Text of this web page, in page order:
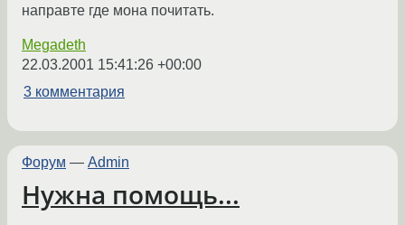
направте где мона почитать.
Megadeth
22.03.2001 15:41:26 +00:00
3 комментария
Форум — Admin
Нужна помощь...